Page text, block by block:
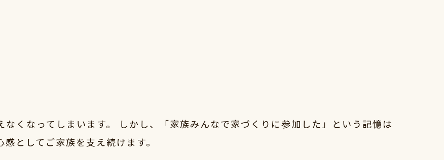
くなってしまいます。 しかし、「家族みんなで家づくりに参加した」という記憶は
としてご家族を支え続けます。